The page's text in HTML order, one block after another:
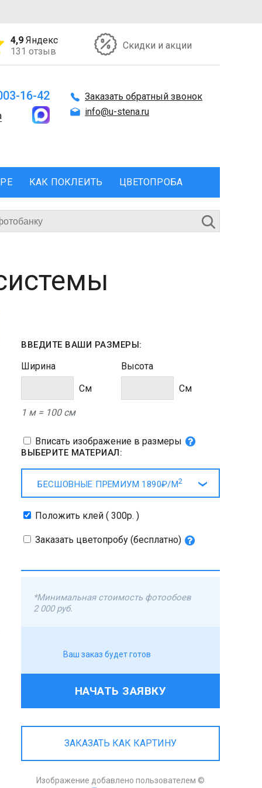
4,9 Яндекс
131 отзыв
Скидки и акции
16-42
Заказать обратный звонок
info@u-stena.ru
КАК ПОКЛЕИТЬ ЦВЕТОПРОБА
ВВЕДИТЕ ВАШИ РАЗМЕРЫ:
Ширина
Cм
Высота
Cм
1 м = 100 см
Вписать изображение в размеры
ВЫБЕРИТЕ МАТЕРИАЛ:
БЕСШОВНЫЕ ПРЕМИУМ 1890₽/М2
Положить клей ( 300р. )
Заказать цветопробу (бесплатно)
*Минимальная стоимость фотообоев
2 000 руб.
Ваш заказ будет готов
НАЧАТЬ ЗАЯВКУ
ЗАКАЗАТЬ КАК КАРТИНУ
Изображение добавлено пользователем ©